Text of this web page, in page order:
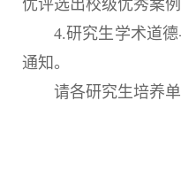
优评选出校级优秀案
4.研究生学术道
通知。
请各研究生培养